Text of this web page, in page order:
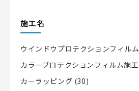
施工名
ウインドウプロテクションフィルム
カラープロテクションフィルム施工
カーラッピング (30)